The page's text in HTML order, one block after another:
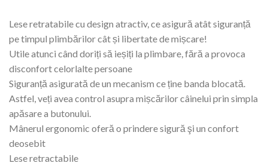
Lese retratabile cu design atractiv, ce asigură atât siguranță
pe timpul plimbărilor cât și libertate de mișcare!
Utile atunci când doriți să ieșiți la plimbare, fără a provoca
disconfort celorlalte persoane
Siguranță asigurată de un mecanism ce ține banda blocată.
Astfel, veți avea control asupra mișcărilor câinelui prin simpla
apăsare a butonului.
Mânerul ergonomic oferă o prindere sigură şi un confort
deosebit
Lese retractabile